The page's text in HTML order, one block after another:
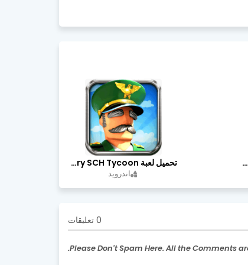
تحميل لعبة Trucks Off Road مهكرة اخر اصدار تحميل لعبة Idle Military SCH Tycoon مهكرة آخر إصدار
اندرويد
0 تعليقات